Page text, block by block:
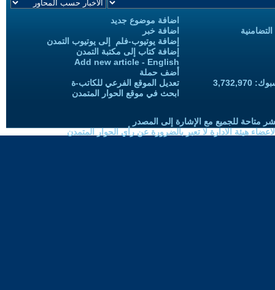
اضافة موضوع جديد
اضافة خبر
إضافة يوتيوب-فلم إلى يوتيوب التمدن
إضافة كتاب إلى مكتبة التمدن
Add new article - English
أضف حملة
تعديل الموقع الفرعي للكاتب-ة
ابحث في موقع الحوار المتمدن
متاحة للجميع مع الإشارة إلى المصدر
هيئة الادارة لا تعبر بالضرورة عن رأي الحوار المتمدن